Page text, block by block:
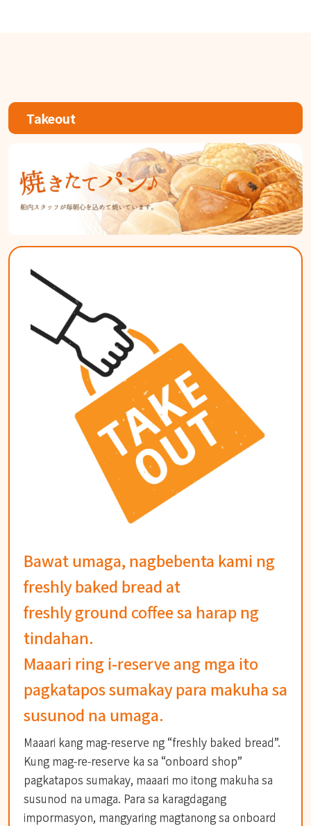
Takeout
Bawat umaga, nagbebenta kami ng
freshly baked bread at
freshly ground coffee sa harap ng
tindahan.
Maaari ring i-reserve ang mga ito
pagkatapos sumakay para makuha sa
susunod na umaga.
Maaari kang mag-reserve ng “freshly baked bread”.
Kung mag-re-reserve ka sa “onboard shop”
pagkatapos sumakay, maaari mo itong makuha sa
susunod na umaga. Para sa karagdagang
impormasyon, mangyaring magtanong sa onboard